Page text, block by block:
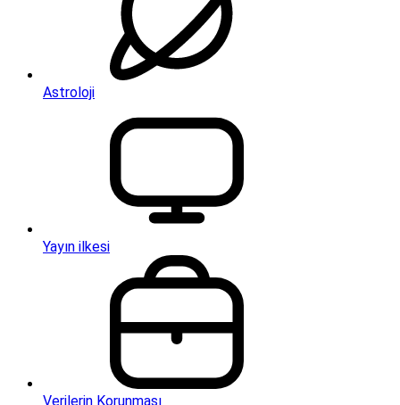
Astroloji
Yayın ilkesi
Verilerin Korunması